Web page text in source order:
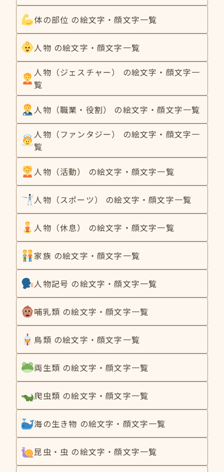
体の部位 の絵文字・顔文字一覧
人物 の絵文字・顔文字一覧
人物（ジェスチャー） の絵文字・顔文字一
覧
人物（職業・役割） の絵文字・顔文字一覧
人物（ファンタジー） の絵文字・顔文字一
覧
人物（活動） の絵文字・顔文字一覧
人物（スポーツ） の絵文字・顔文字一覧
人物（休息） の絵文字・顔文字一覧
家族 の絵文字・顔文字一覧
人物記号 の絵文字・顔文字一覧
哺乳類 の絵文字・顔文字一覧
鳥類 の絵文字・顔文字一覧
両生類 の絵文字・顔文字一覧
爬虫類 の絵文字・顔文字一覧
海の生き物 の絵文字・顔文字一覧
昆虫・虫 の絵文字・顔文字一覧